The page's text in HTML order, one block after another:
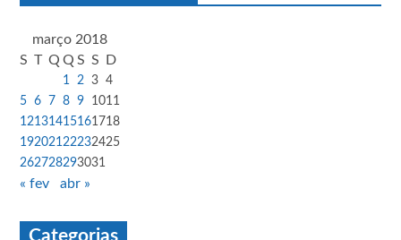
março 2018
S T Q Q S S D
1 2 3 4
5 6 7 8 9 1011
12131415161718
192021 22232425
262728293031
« fev abr »
Categorias